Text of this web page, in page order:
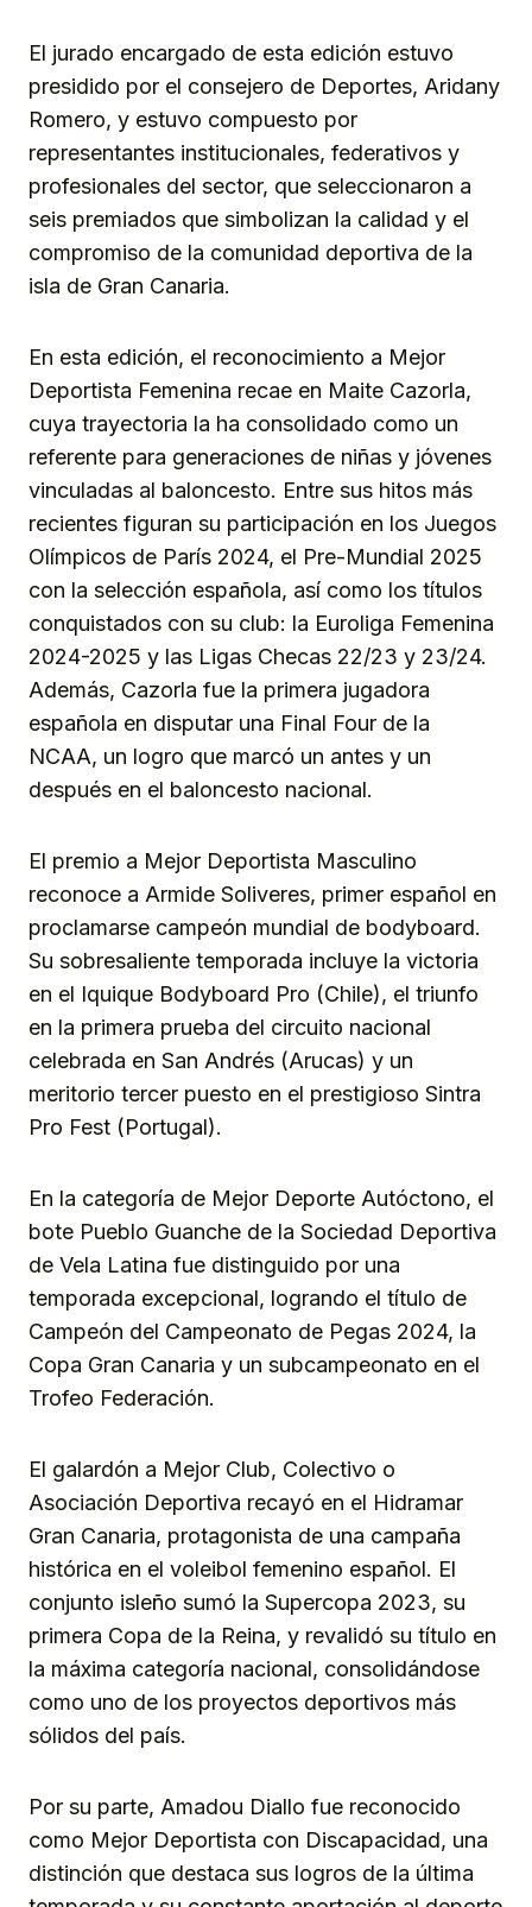
El jurado encargado de esta edición estuvo
presidido por el consejero de Deportes, Aridany
Romero, y estuvo compuesto por
representantes institucionales, federativos y
profesionales del sector, que seleccionaron a
seis premiados que simbolizan la calidad y el
compromiso de la comunidad deportiva de la
isla de Gran Canaria.
En esta edición, el reconocimiento a Mejor
Deportista Femenina recae en Maite Cazorla,
cuya trayectoria la ha consolidado como un
referente para generaciones de niñas y jóvenes
vinculadas al baloncesto. Entre sus hitos más
recientes figuran su participación en los Juegos
Olímpicos de París 2024, el Pre-Mundial 2025
con la selección española, así como los títulos
conquistados con su club: la Euroliga Femenina
2024-2025 y las Ligas Checas 22/23 y 23/24.
Además, Cazorla fue la primera jugadora
española en disputar una Final Four de la
NCAA, un logro que marcó un antes y un
después en el baloncesto nacional.
El premio a Mejor Deportista Masculino
reconoce a Armide Soliveres, primer español en
proclamarse campeón mundial de bodyboard.
Su sobresaliente temporada incluye la victoria
en el Iquique Bodyboard Pro (Chile), el triunfo
en la primera prueba del circuito nacional
celebrada en San Andrés (Arucas) y un
meritorio tercer puesto en el prestigioso Sintra
Pro Fest (Portugal).
En la categoría de Mejor Deporte Autóctono, el
bote Pueblo Guanche de la Sociedad Deportiva
de Vela Latina fue distinguido por una
temporada excepcional, logrando el título de
Campeón del Campeonato de Pegas 2024, la
Copa Gran Canaria y un subcampeonato en el
Trofeo Federación.
El galardón a Mejor Club, Colectivo o
Asociación Deportiva recayó en el Hidramar
Gran Canaria, protagonista de una campaña
histórica en el voleibol femenino español. El
conjunto isleño sumó la Supercopa 2023, su
primera Copa de la Reina, y revalidó su título en
la máxima categoría nacional, consolidándose
como uno de los proyectos deportivos más
sólidos del país.
Por su parte, Amadou Diallo fue reconocido
como Mejor Deportista con Discapacidad, una
distinción que destaca sus logros de la última